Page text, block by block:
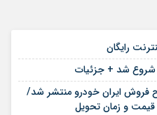
رایگان
شروع شد + جزئیات
فروش ایران خودرو منتشر شد/